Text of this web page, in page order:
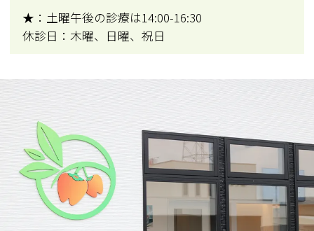
★：土曜午後の診療は14:00-16:30
休診日：木曜、日曜、祝日